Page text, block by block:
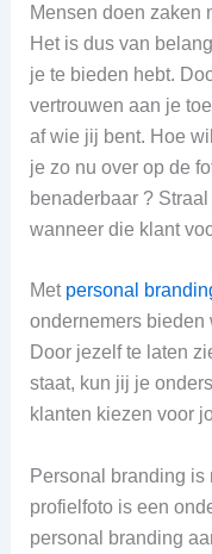
Mensen doen zaken
Het is dus van
je te bieden hebt.
vertrouwen aan je
af wie jij bent. Hoe
je zo nu over op de
benaderbaar ?
wanneer die klant
Met personal
ondernemers bieden
Door jezelf te laten
staat, kun jij je
klanten kiezen voor
Personal branding
profielfoto is een
personal branding